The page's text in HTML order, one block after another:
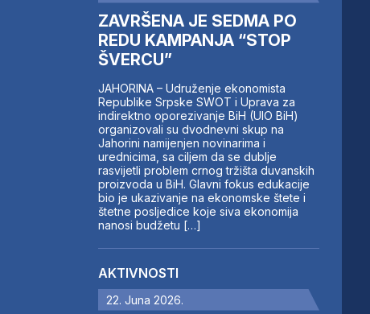
ZAVRŠENA JE SEDMA PO
REDU KAMPANJA “STOP
ŠVERCU”
JAHORINA – Udruženje ekonomista
Republike Srpske SWOT i Uprava za
indirektno oporezivanje BiH (UIO BiH)
organizovali su dvodnevni skup na
Jahorini namijenjen novinarima i
urednicima, sa ciljem da se dublje
rasvijetli problem crnog tržišta duvanskih
proizvoda u BiH. Glavni fokus edukacije
bio je ukazivanje na ekonomske štete i
štetne posljedice koje siva ekonomija
nanosi budžetu […]
AKTIVNOSTI
22. Juna 2026.